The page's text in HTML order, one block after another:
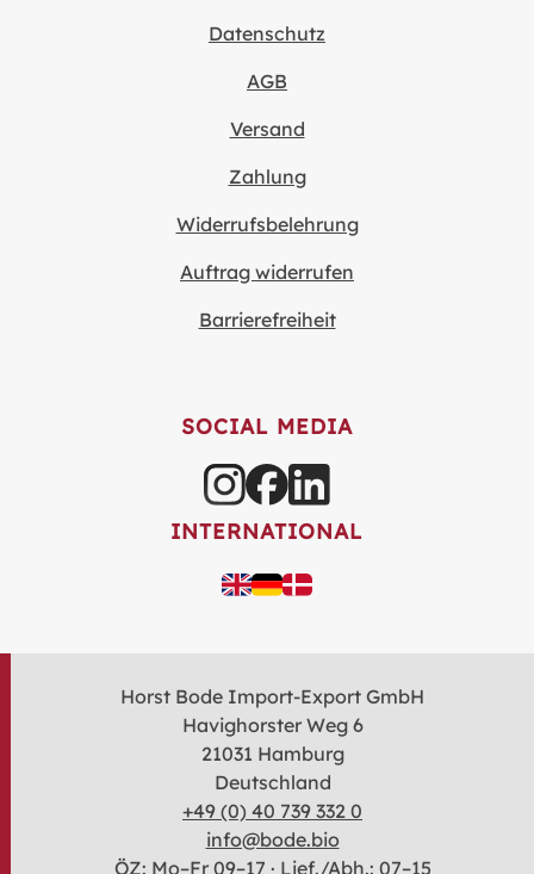
Datenschutz
AGB
Versand
Zahlung
Widerrufsbelehrung
Auftrag widerrufen
Barrierefreiheit
SOCIAL MEDIA
INTERNATIONAL
Horst Bode Import-Export GmbH
Havighorster Weg 6
21031 Hamburg
Deutschland
+49 (0) 40 739 332 0
info@bode.bio
ÖZ: Mo–Fr 09–17 · Lief./Abh.: 07–15